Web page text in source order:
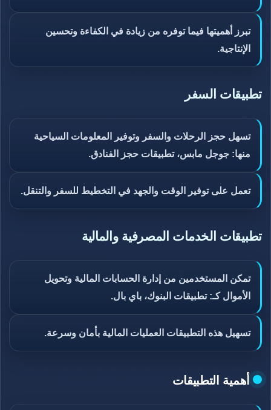
تبرز أهميتها فيما توفره من زيادة في الكفاءة وتحسين
الإنتاجية.
تطبيقات السفر
تسهل حجز الرحلات والسفر وتوفير المعلومات السياحية
منها: جوجل مابس، تطبيقات حجز الفنادق.
تعمل على توفير الوقت والجهد في التخطيط للسفر والتنقل.
تطبيقات الخدمات المصرفية والمالية
تمكن المستخدمين من إدارة الحسابات المالية وتحويل
الأموال كـ: تطبيقات البنوك، باي بال.
تسهيل هذه التطبيقات العمليات المالية بأمان وسرعة.
أهمية التطبيقات